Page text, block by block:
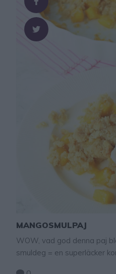
MANGOSMULPAJ
WOW, vad god denna paj
smuldeg = en superläcker